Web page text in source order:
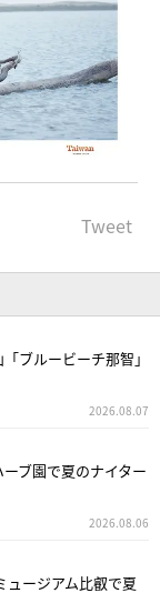
Tweet
ブルービーチ那智」
2026.08.07
ブ園で夏のナイター
2026.08.06
ュージアム比叡で夏